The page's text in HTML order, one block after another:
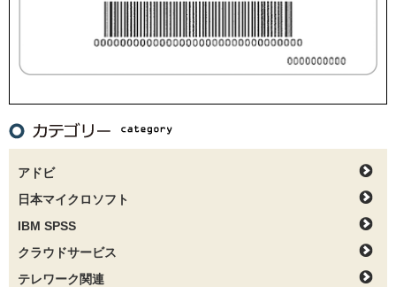
アドビ
日本マイクロソフト
IBM SPSS
クラウドサービス
テレワーク関連